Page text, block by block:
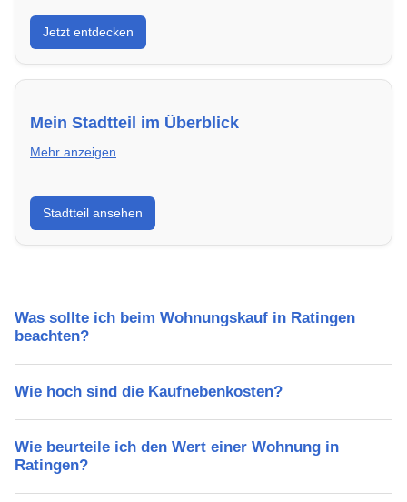
Entdecke Neubauprojekte in Ratingen – modern,
energieeffizient und sofort bezugsfertig.
Jetzt entdecken
Mein Stadtteil im Überblick
Mehr anzeigen
Erfahre mehr über deinen Stadtteil in Ratingen:
Lebensqualität, Verkehrsanbindung, Schulen,
Freizeitmöglichkeiten und Mietpreise.
Stadtteil ansehen
Was sollte ich beim Wohnungskauf in Ratingen
beachten?
Wie hoch sind die Kaufnebenkosten?
Wie beurteile ich den Wert einer Wohnung in
Ratingen?